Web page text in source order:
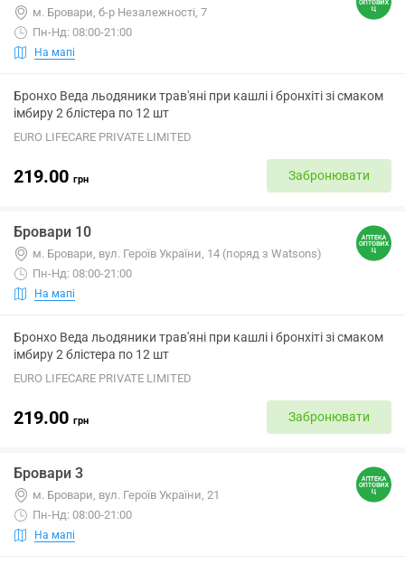
м. Бровари, б-р Незалежності, 7
Пн-Нд: 08:00-21:00
На мапі
Бронхо Веда льодяники трав'яні при кашлі і бронхіті зі смаком
імбиру 2 блістера по 12 шт
EURO LIFECARE PRIVATE LIMITED
219.00 грн Забронювати
Бровари 10
м. Бровари, вул. Героїв України, 14 (поряд з Watsons)
Пн-Нд: 08:00-21:00
На мапі
Бронхо Веда льодяники трав'яні при кашлі і бронхіті зі смаком
імбиру 2 блістера по 12 шт
EURO LIFECARE PRIVATE LIMITED
219.00 грн Забронювати
Бровари 3
м. Бровари, вул. Героїв України, 21
Пн-Нд: 08:00-21:00
На мапі